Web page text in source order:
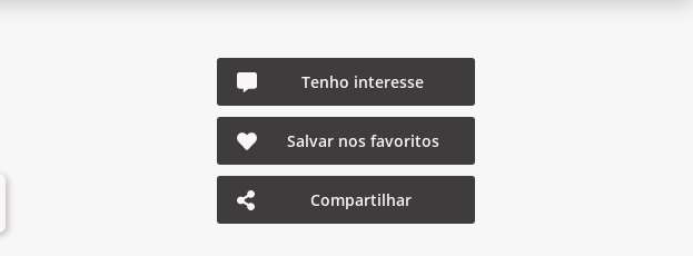
Tenho interesse
Salvar nos favoritos
Compartilhar